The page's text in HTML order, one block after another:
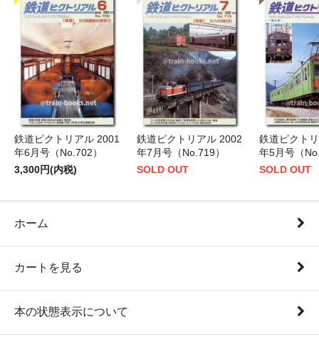
鉄道ピクトリアル 2001
年6月号（No.702）
3,300円(内税)
鉄道ピクトリアル 2002
年7月号（No.719）
SOLD OUT
鉄道ピクト
年5月号（
SOLD OUT
ホーム
カートを見る
本の状態表示について